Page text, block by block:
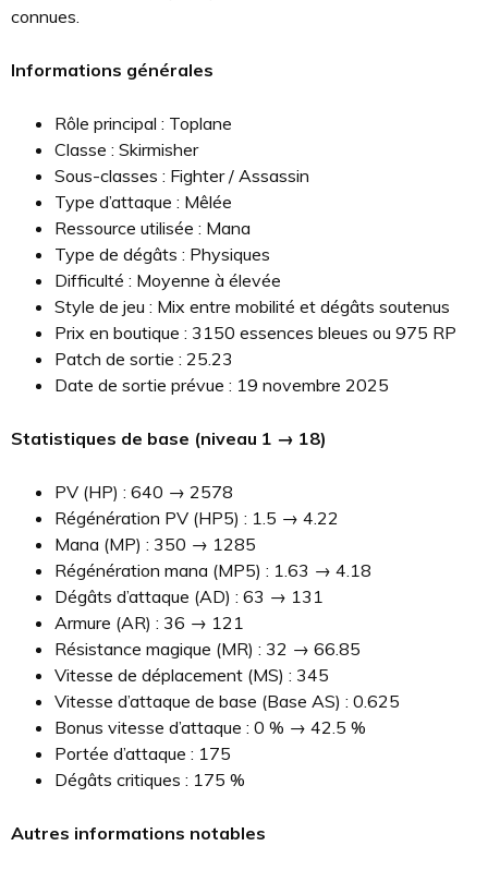
connues.
Informations générales
Rôle principal : Toplane
Classe : Skirmisher
Sous-classes : Fighter / Assassin
Type d’attaque : Mêlée
Ressource utilisée : Mana
Type de dégâts : Physiques
Difficulté : Moyenne à élevée
Style de jeu : Mix entre mobilité et dégâts soutenus
Prix en boutique : 3150 essences bleues ou 975 RP
Patch de sortie : 25.23
Date de sortie prévue : 19 novembre 2025
Statistiques de base (niveau 1 → 18)
PV (HP) : 640 → 2578
Régénération PV (HP5) : 1.5 → 4.22
Mana (MP) : 350 → 1285
Régénération mana (MP5) : 1.63 → 4.18
Dégâts d’attaque (AD) : 63 → 131
Armure (AR) : 36 → 121
Résistance magique (MR) : 32 → 66.85
Vitesse de déplacement (MS) : 345
Vitesse d’attaque de base (Base AS) : 0.625
Bonus vitesse d’attaque : 0 % → 42.5 %
Portée d’attaque : 175
Dégâts critiques : 175 %
Autres informations notables